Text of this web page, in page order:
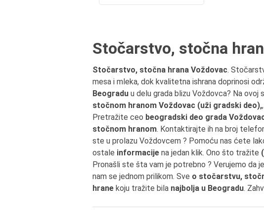
Stočarstvo, stočna
Stočarstvo, stočna hrana Voždovac.
mesa i mleka, dok kvalitetna ishrana doprinosi
Beogradu u delu grada blizu Voždovca? Na
stočnom hranom Voždovac (uži gradski deo),
Pretražite ceo beogradski deo grada
stočnom hranom. Kontaktirajte ih na broj
ste u prolazu Voždovcem ? Pomoću nas ćete
ostale informacije na jedan klik. Ono što tražite
Pronašli ste šta vam je potrebno ? Verujemo da
nam se jednom prilikom. Sve o stočarstvu,
hrane koju tražite bila najbolja u Beogradu.